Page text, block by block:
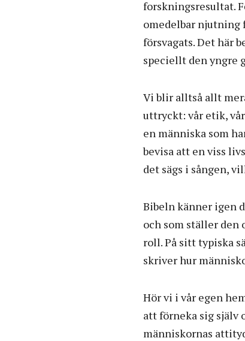
forskningsresultat.
omedelbar njutning
försvagats. Det här
speciellt den yngre
Vi blir alltså allt
uttryckt: vår etik,
en människa som
bevisa att en viss
det sägs i sången,
Bibeln känner igen
och som ställer
roll. På sitt typiska
skriver hur
Hör vi i vår egen
att förneka sig själv
människornas